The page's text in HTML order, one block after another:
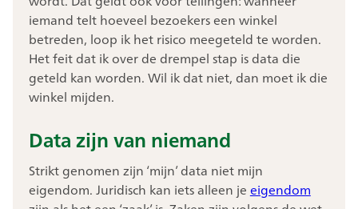
iemand telt hoeveel bezoekers een winkel
betreden, loop ik het risico meegeteld te worden.
Het feit dat ik over de drempel stap is data die
geteld kan worden. Wil ik dat niet, dan moet ik die
winkel mijden.
Data zijn van niemand
Strikt genomen zijn ‘mijn’ data niet mijn
eigendom. Juridisch kan iets alleen jeeigendom